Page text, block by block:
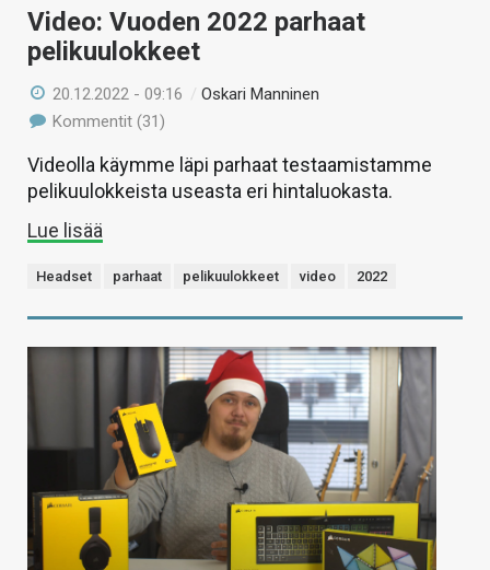
Video: Vuoden 2022 parhaat
pelikuulokkeet
20.12.2022 - 09:16 /Oskari Manninen
Kommentit (31)
Videolla käymme läpi parhaat testaamistamme
pelikuulokkeista useasta eri hintaluokasta.
Lue lisää
Headset parhaat pelikuulokkeet video 2022